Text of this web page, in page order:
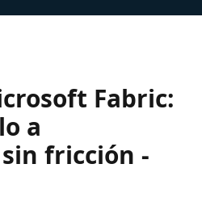
Fabric:
a
fricción -